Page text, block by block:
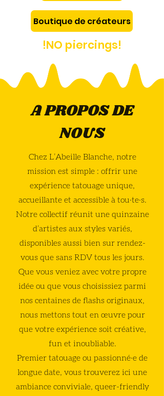
Boutique de créateurs
!NO piercings!
A PROPOS DE
NOUS
Chez L’Abeille Blanche, notre
mission est simple : offrir une
expérience tatouage unique,
accueillante et accessible à tou·te·s.
Notre collectif réunit une quinzaine
d’artistes aux styles variés,
disponibles aussi bien sur rendez-
vous que sans RDV tous les jours.
Que vous veniez avec votre propre
idée ou que vous choisissiez parmi
nos centaines de flashs originaux,
nous mettons tout en œuvre pour
que votre expérience soit créative,
fun et inoubliable.
Premier tatouage ou passionné·e de
longue date, vous trouverez ici une
ambiance conviviale, queer-friendly